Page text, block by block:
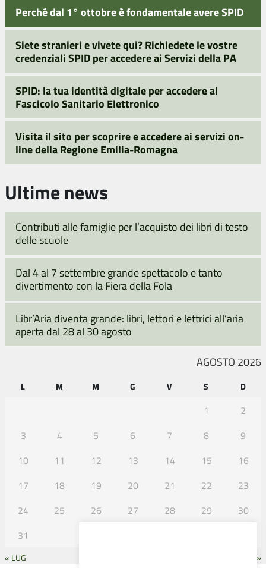
Perché dal 1° ottobre è fondamentale avere SPID
Siete stranieri e vivete qui? Richiedete le vostre
credenziali SPID per accedere ai Servizi della PA
SPID: la tua identità digitale per accedere al
Fascicolo Sanitario Elettronico
Visita il sito per scoprire e accedere ai servizi on-
line della Regione Emilia-Romagna
Ultime news
Contributi alle famiglie per l’acquisto dei libri di testo
delle scuole
Dal 4 al 7 settembre grande spettacolo e tanto
divertimento con la Fiera della Fola
Libr’Aria diventa grande: libri, lettori e lettrici all’aria
aperta dal 28 al 30 agosto
AGOSTO 2026
L M M G V S D
1
2
3
4 5 6 7 8
9
10
11 12 13 14 15
16
17
18 19 20 21 22
23
24
25 26 27 28 29
30
31
« LUG SET »